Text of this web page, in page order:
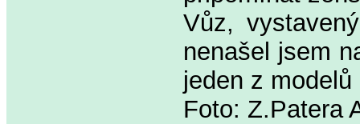
Vůz,
nenašel jsem
jeden z
Foto: Z.Patera